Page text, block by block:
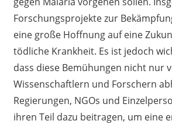
Forschungsprojekte zur
eine große Hoffnung auf eine
tödliche Krankheit. Es ist jedoch
dass diese Bemühungen nicht nur
Wissenschaftlern und Forschern
Regierungen, NGOs und
ihren Teil dazu beitragen, um eine